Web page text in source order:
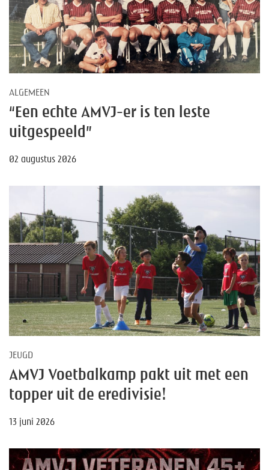
ALGEMEEN
“Een echte AMVJ-er is ten leste
uitgespeeld”
02 augustus 2026
JEUGD
AMVJ Voetbalkamp pakt uit met een
topper uit de eredivisie!
13 juni 2026